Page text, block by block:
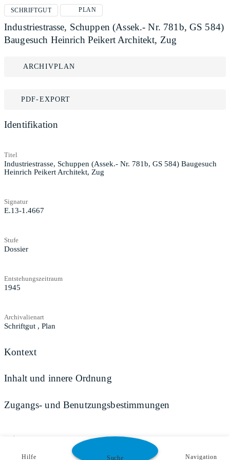
SCHRIFTGUT PLAN
Industriestrasse, Schuppen (Assek.- Nr. 781b, GS 584)
Baugesuch Heinrich Peikert Architekt, Zug
ARCHIVPLAN
PDF-EXPORT
Identifikation
Titel
Industriestrasse, Schuppen (Assek.- Nr. 781b, GS 584) Baugesuch
Heinrich Peikert Architekt, Zug
Signatur
E.13-1.4667
Stufe
Dossier
Entstehungszeitraum
1945
Archivalienart
Schriftgut , Plan
Kontext
Inhalt und innere Ordnung
Zugangs- und Benutzungsbestimmungen
Teilen
Hilfe Suche Navigation